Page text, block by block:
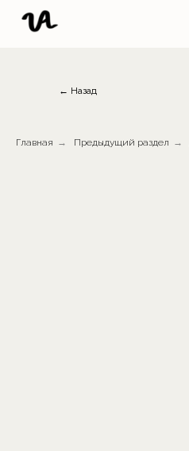
← Назад
Главная → Предыдущий раздел →